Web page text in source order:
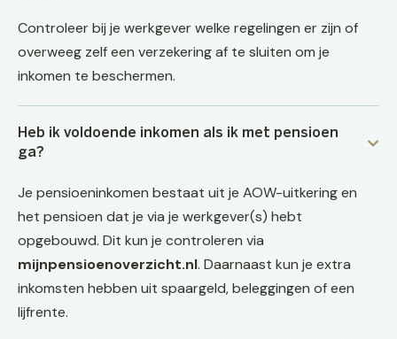
Controleer bij je werkgever welke regelingen er zijn of
overweeg zelf een verzekering af te sluiten om je
inkomen te beschermen.
Heb ik voldoende inkomen als ik met pensioen
ga?
Je pensioeninkomen bestaat uit je AOW-uitkering en
het pensioen dat je via je werkgever(s) hebt
opgebouwd. Dit kun je controleren via
mijnpensioenoverzicht.nl. Daarnaast kun je extra
inkomsten hebben uit spaargeld, beleggingen of een
lijfrente.